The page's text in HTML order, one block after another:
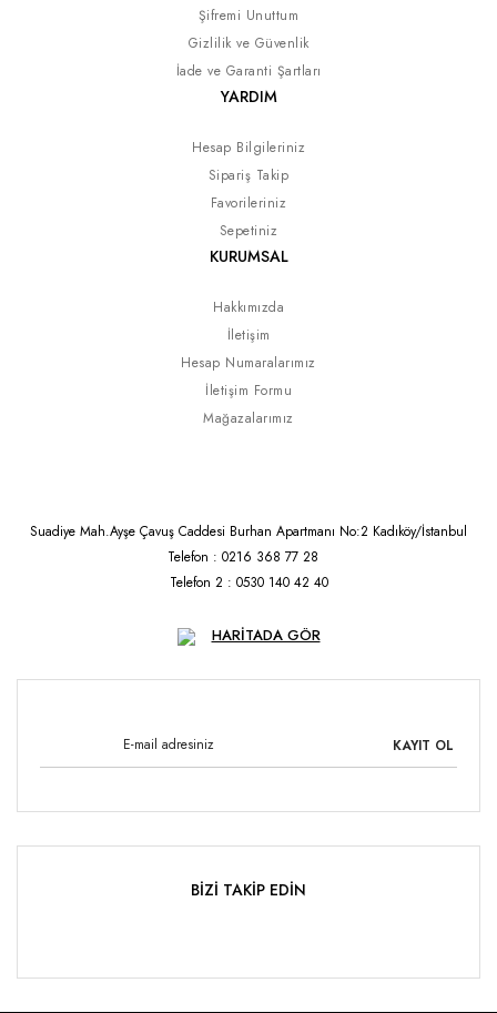
Şifremi Unuttum
Gizlilik ve Güvenlik
İade ve Garanti Şartları
YARDIM
Hesap Bilgileriniz
Sipariş Takip
Favorileriniz
Sepetiniz
KURUMSAL
Hakkımızda
İletişim
Hesap Numaralarımız
İletişim Formu
Mağazalarımız
Suadiye Mah.Ayşe Çavuş Caddesi Burhan Apartmanı No:2 Kadıköy/İstanbul
Telefon : 0216 368 77 28
Telefon 2 : 0530 140 42 40
HARİTADA GÖR
KAYIT OL
BİZİ TAKİP EDİN